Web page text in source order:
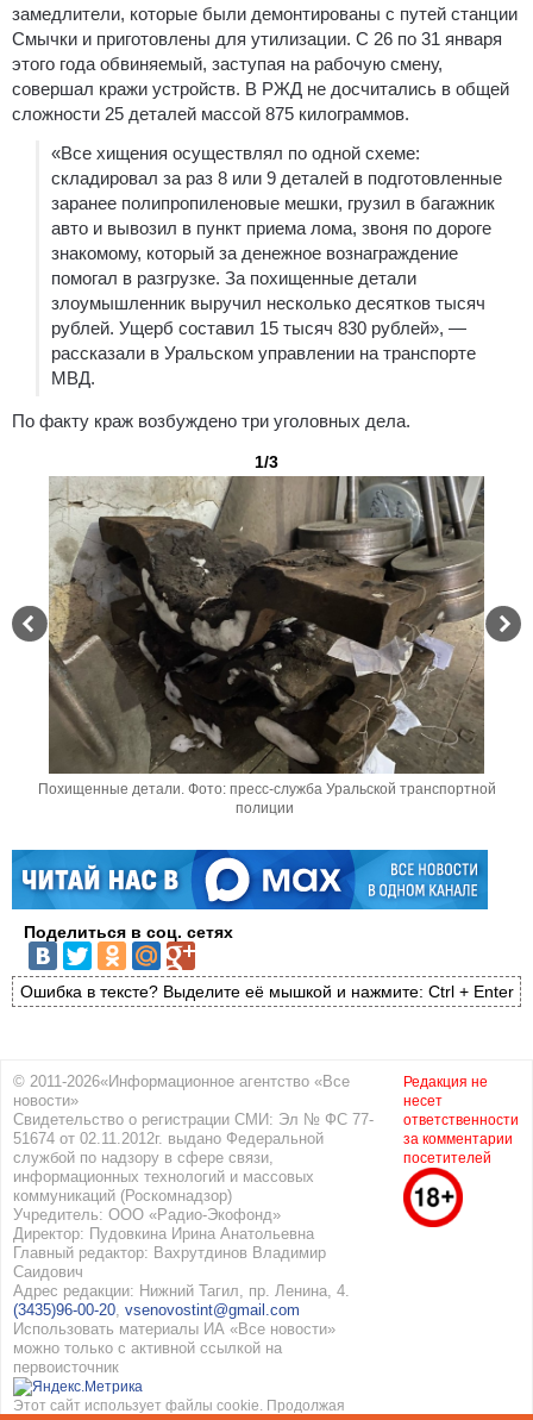
замедлители, которые были демонтированы с путей станции
Смычки и приготовлены для утилизации. С 26 по 31 января
этого года обвиняемый, заступая на рабочую смену,
совершал кражи устройств. В РЖД не досчитались в общей
сложности 25 деталей массой 875 килограммов.
«Все хищения осуществлял по одной схеме:
складировал за раз 8 или 9 деталей в подготовленные
заранее полипропиленовые мешки, грузил в багажник
авто и вывозил в пункт приема лома, звоня по дороге
знакомому, который за денежное вознаграждение
помогал в разгрузке. За похищенные детали
злоумышленник выручил несколько десятков тысяч
рублей. Ущерб составил 15 тысяч 830 рублей», —
рассказали в Уральском управлении на транспорте
МВД.
По факту краж возбуждено три уголовных дела.
1/3
Похищенные детали. Фото: пресс-служба Уральской транспортной
полиции
Поделиться в соц. сетях
Ошибка в тексте? Выделите её мышкой и нажмите: Ctrl + Enter
© 2011-2026«Информационное агентство «Все
новости»
Свидетельство о регистрации СМИ: Эл № ФС 77-
51674 от 02.11.2012г. выдано Федеральной
службой по надзору в сфере связи,
информационных технологий и массовых
коммуникаций (Роскомнадзор)
Учредитель: ООО «Радио-Экофонд»
Директор: Пудовкина Ирина Анатольевна
Главный редактор: Вахрутдинов Владимир
Саидович
Адрес редакции: Нижний Тагил, пр. Ленина, 4.
(3435)96-00-20, vsenovostint@gmail.com
Использовать материалы ИА «Все новости»
можно только с активной ссылкой на
первоисточник
Этот сайт использует файлы cookie. Продолжая
Редакция не
несет
ответственности
за комментарии
посетителей